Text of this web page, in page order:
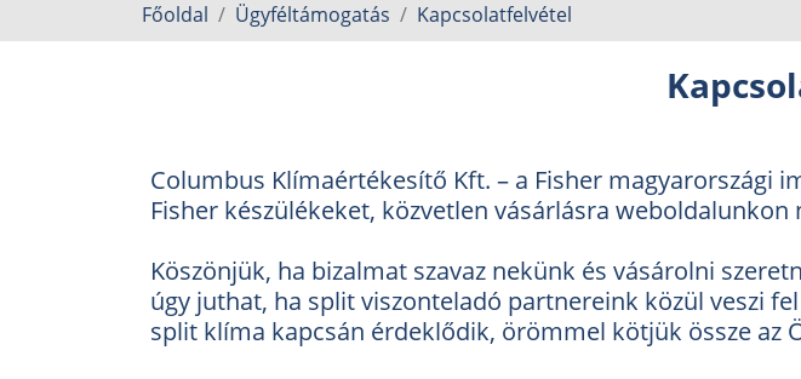
Főoldal Ügyféltámogatás Kapcsolatfelvétel
Columbus Klímaértékesítő Kft. – a Fisher
Fisher készülékeket, közvetlen vásárlásra weboldalunkon
Köszönjük, ha bizalmat szavaz nekünk és vásárolni
úgy juthat, ha split viszonteladó partnereink közül veszi
split klíma kapcsán érdeklődik, örömmel kötjük össze az